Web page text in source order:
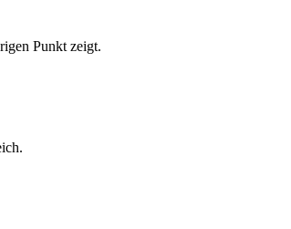
Punkt zeigt.